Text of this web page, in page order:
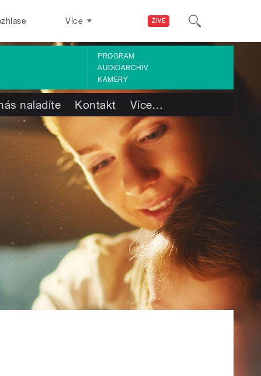
ŽIVĚ
Více
PROGRAM
AUDIOARCHIV
KAMERY
naladíte Kontakt Více…